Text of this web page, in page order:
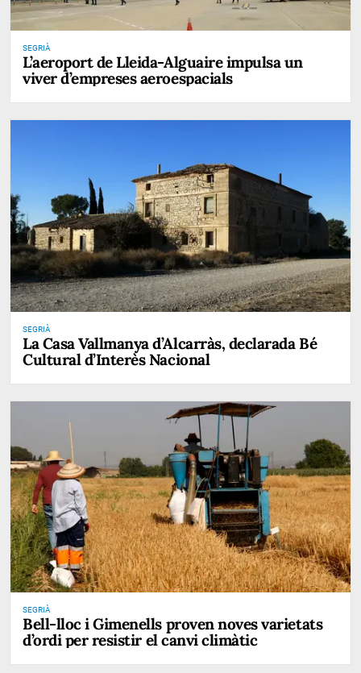
SEGRIÀ
L’aeroport de Lleida-Alguaire impulsa un
viver d’empreses aeroespacials
SEGRIÀ
La Casa Vallmanya d’Alcarràs, declarada Bé
Cultural d’Interès Nacional
SEGRIÀ
Bell-lloc i Gimenells proven noves varietats
d’ordi per resistir el canvi climàtic